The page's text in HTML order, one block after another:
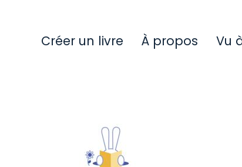
Créer un livre À propos Vu